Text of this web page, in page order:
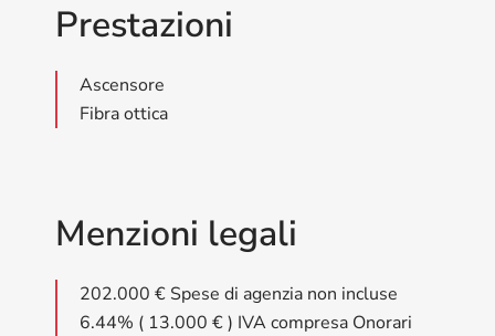
Prestazioni
Ascensore
Fibra ottica
Menzioni legali
202.000 € Spese di agenzia non incluse
6.44% ( 13.000 € ) IVA compresa Onorari